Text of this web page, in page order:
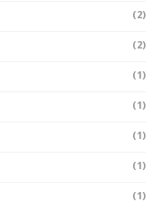
(2)
(2)
(1)
(1)
(1)
(1)
(1)